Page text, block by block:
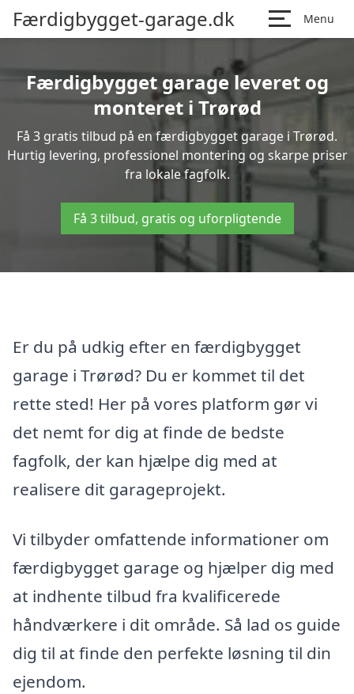
Færdigbygget-garage.dk Menu
Færdigbygget garage leveret og
monteret i Trørød
Få 3 gratis tilbud på en færdigbygget garage i Trørød.
Hurtig levering, professionel montering og skarpe priser
fra lokale fagfolk.
Få 3 tilbud, gratis og uforpligtende
Er du på udkig efter en færdigbygget
garage i Trørød? Du er kommet til det
rette sted! Her på vores platform gør vi
det nemt for dig at finde de bedste
fagfolk, der kan hjælpe dig med at
realisere dit garageprojekt.
Vi tilbyder omfattende informationer om
færdigbygget garage og hjælper dig med
at indhente tilbud fra kvalificerede
håndværkere i dit område. Så lad os guide
dig til at finde den perfekte løsning til din
ejendom.